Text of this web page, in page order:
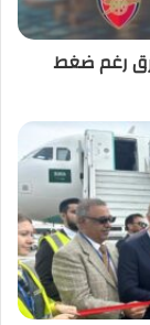
رغم ضغط